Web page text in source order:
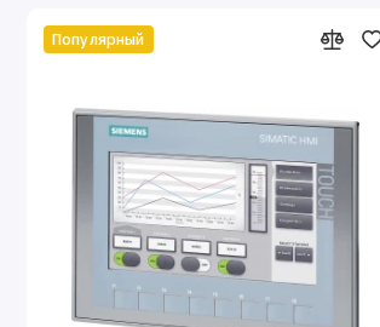
Популярный